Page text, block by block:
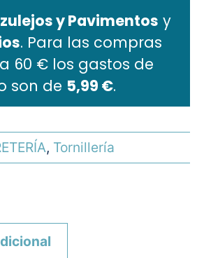
y Pavimentos y
. Para las compras
60 € los gastos de
son de 5,99 €.
, Tornillería